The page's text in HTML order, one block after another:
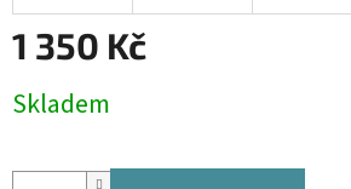
1 350 Kč
cena:
Skladem